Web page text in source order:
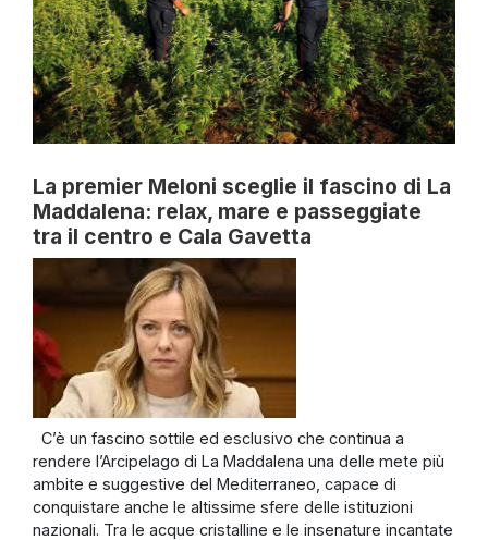
La premier Meloni sceglie il fascino di La
Maddalena: relax, mare e passeggiate
tra il centro e Cala Gavetta
C’è un fascino sottile ed esclusivo che continua a
rendere l’Arcipelago di La Maddalena una delle mete più
ambite e suggestive del Mediterraneo, capace di
conquistare anche le altissime sfere delle istituzioni
nazionali. Tra le acque cristalline e le insenature incantate